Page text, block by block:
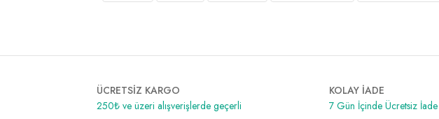
ÜCRETSİZ KARGO
250₺ ve üzeri alışverişlerde geçerli
KOLAY İADE
7 Gün İçinde Ücretsiz İade